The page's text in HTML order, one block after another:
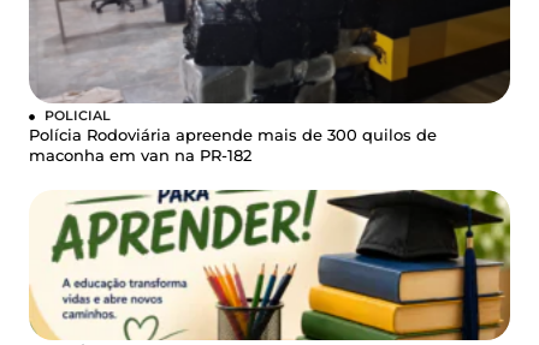
POLICIAL
Polícia Rodoviária apreende mais de 300 quilos de
maconha em van na PR-182